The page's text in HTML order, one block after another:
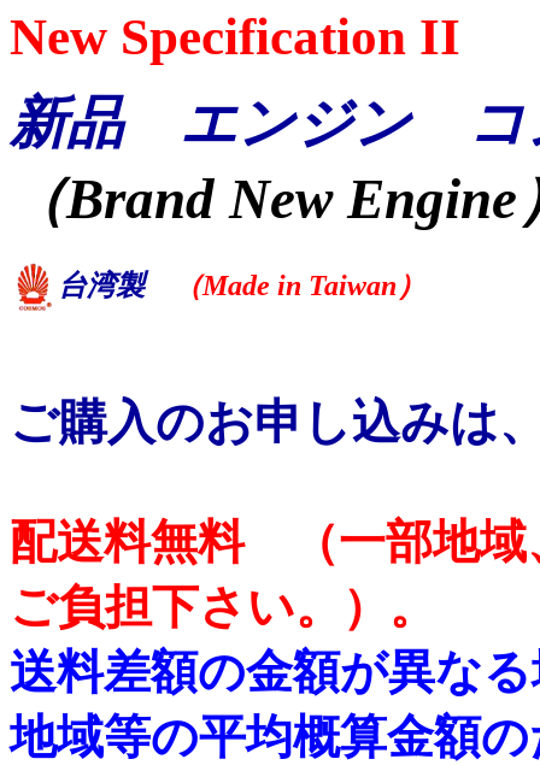
New Specification II
新品 エンジン コ
（Brand New Engine
台湾製 （Made in Taiwan）
ご購入のお申し込みは
配送料無料 （一部地域
ご負担下さい。）。
送料差額の金額が異な
地域等の平均概算金額